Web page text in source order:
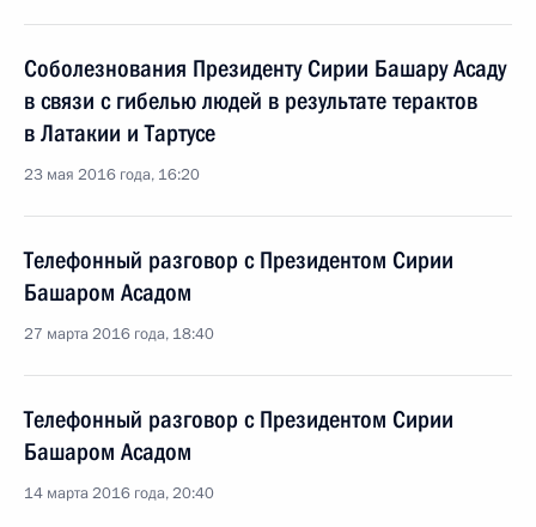
Соболезнования Президенту Сирии Башару Асаду
в связи с гибелью людей в результате терактов
в Латакии и Тартусе
23 мая 2016 года, 16:20
Телефонный разговор с Президентом Сирии
Башаром Асадом
27 марта 2016 года, 18:40
Телефонный разговор с Президентом Сирии
Башаром Асадом
14 марта 2016 года, 20:40